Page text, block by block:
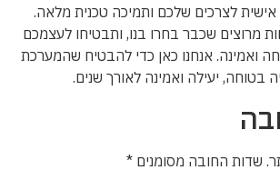
לצרכים שלכם ותמיכה טכנית מלאה.
מרוצים שכבר בחרו בנו, ותבטיחו לעצמכם
ואמינה. אנחנו כאן כדי להבטיח שהמערכת
יעילה ואמינה לאורך שנים.
שדות החובה מסומנים *